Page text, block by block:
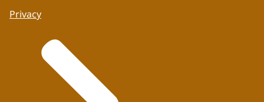
Privacy